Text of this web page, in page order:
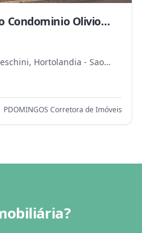
Condominio Olivio
- SP
Hortolandia - Sao
PDOMINGOS Corretora de Imóveis